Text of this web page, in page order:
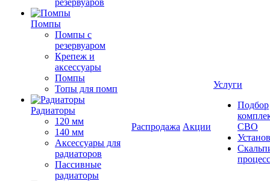
резервуаров
Помпы
Помпы с
резервуаром
Крепеж и
аксессуары
Помпы
Топы для помп
Радиаторы
120 мм
140 мм
Аксессуары для
радиаторов
Пассивные
радиаторы
Распродажа Акции
Услуги
Подбор
СВО